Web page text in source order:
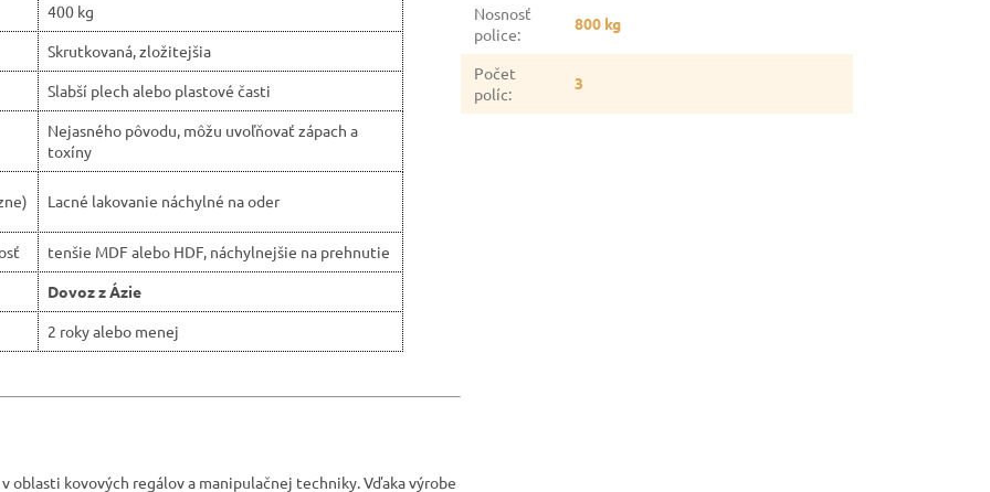
400 kg
Skrutkovaná, zložitejšia
Slabší plech alebo plastové časti
Nejasného pôvodu, môžu uvoľňovať zápach a
toxíny
Lacné lakovanie náchylné na oder
tenšie MDF alebo HDF, náchylnejšie na prehnutie
Dovoz z Ázie
2 roky alebo menej
oblasti kovových regálov a manipulačnej techniky. Vďaka výrobe
Nosnosť
police:
800 kg
Počet
políc:
3